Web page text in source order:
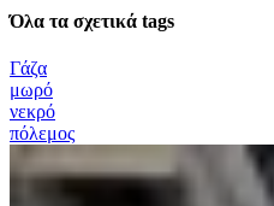
Όλα τα σχετικά tags
Γάζα
μωρό
νεκρό
πόλεμος